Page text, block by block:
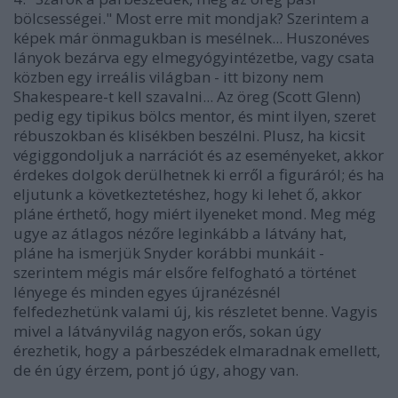
bölcsességei." Most erre mit mondjak? Szerintem a
képek már önmagukban is mesélnek... Huszonéves
lányok bezárva egy elmegyógyintézetbe, vagy csata
közben egy irreális világban - itt bizony nem
Shakespeare-t kell szavalni... Az öreg (Scott Glenn)
pedig egy tipikus bölcs mentor, és mint ilyen, szeret
rébuszokban és klisékben beszélni. Plusz, ha kicsit
végiggondoljuk a narrációt és az eseményeket, akkor
érdekes dolgok derülhetnek ki erről a figuráról; és ha
eljutunk a következtetéshez, hogy ki lehet ő, akkor
pláne érthető, hogy miért ilyeneket mond. Meg még
ugye az átlagos nézőre leginkább a látvány hat,
pláne ha ismerjük Snyder korábbi munkáit -
szerintem mégis már elsőre felfogható a történet
lényege és minden egyes újranézésnél
felfedezhetünk valami új, kis részletet benne. Vagyis
mivel a látványvilág nagyon erős, sokan úgy
érezhetik, hogy a párbeszédek elmaradnak emellett,
de én úgy érzem, pont jó úgy, ahogy van.